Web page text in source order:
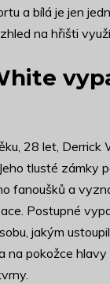
a bílá je jen
na hřišti
28 let, Derrick
tlusté zámky
fanoušků a
Postupné
jakým
na pokožce hlavy